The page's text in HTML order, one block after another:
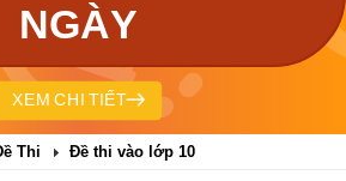
NGÀY
XEM CHI TIẾT
Thi Đề thi vào lớp 10